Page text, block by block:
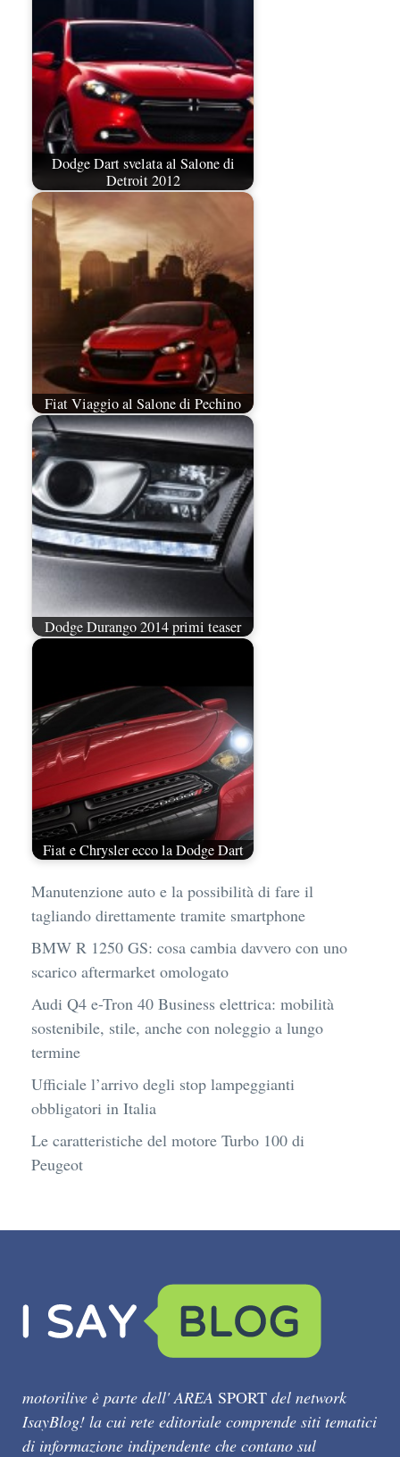
Dodge Dart svelata al Salone di
Detroit 2012
Fiat Viaggio al Salone di Pechino
Dodge Durango 2014 primi teaser
Fiat e Chrysler ecco la Dodge Dart
Manutenzione auto e la possibilità di fare il
tagliando direttamente tramite smartphone
BMW R 1250 GS: cosa cambia davvero con uno
scarico aftermarket omologato
Audi Q4 e-Tron 40 Business elettrica: mobilità
sostenibile, stile, anche con noleggio a lungo
termine
Ufficiale l’arrivo degli stop lampeggianti
obbligatori in Italia
Le caratteristiche del motore Turbo 100 di
Peugeot
motorilive è parte dell' AREA SPORT del network
IsayBlog! la cui rete editoriale comprende siti tematici
di informazione indipendente che contano sul